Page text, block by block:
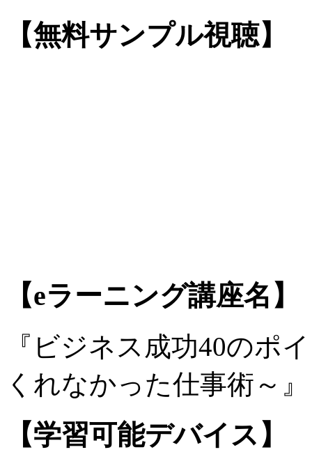
【無料サンプル視聴】
【eラーニング講座名】
『ビジネス成功40のポ
くれなかった仕事術～』
【学習可能デバイス】